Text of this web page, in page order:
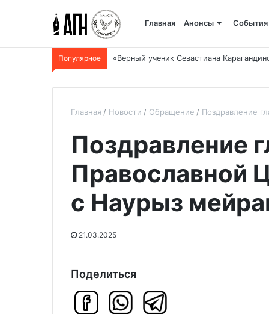
Главная Анонсы События
Популярное «Верный ученик Севастиана
Главная Новости Обращение Поздравление
Поздравление
Православной
с Наурыз
21.03.2025
Поделиться